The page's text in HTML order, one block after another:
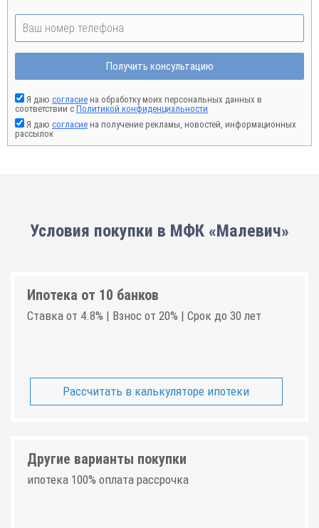
Получить консультацию
Я даю согласие на обработку моих персональных данных в
соответствии с Политикой конфиденциальности
Я даю согласие на получение рекламы, новостей, информационных
рассылок
Условия покупки в МФК «Малевич»
Ипотека от 10 банков
Ставка от 4.8% | Взнос от 20% | Срок до 30 лет
Рассчитать в калькуляторе ипотеки
Другие варианты покупки
ипотека 100% оплата рассрочка